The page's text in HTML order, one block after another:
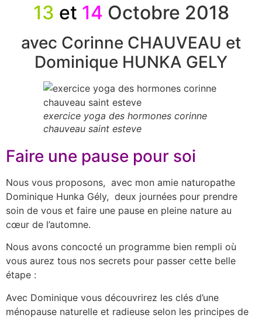
13 et 14 Octobre 2018
avec Corinne CHAUVEAU et
Dominique HUNKA GELY
exercice yoga des hormones corinne
chauveau saint esteve
Faire une pause pour soi
Nous vous proposons, avec mon amie naturopathe
Dominique Hunka Gély, deux journées pour prendre
soin de vous et faire une pause en pleine nature au
cœur de l’automne.
Nous avons concocté un programme bien rempli où
vous aurez tous nos secrets pour passer cette belle
étape :
Avec Dominique vous découvrirez les clés d’une
ménopause naturelle et radieuse selon les principes de